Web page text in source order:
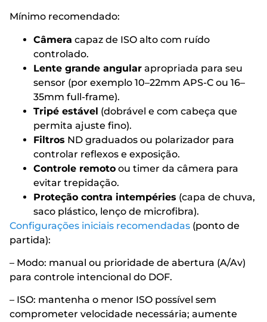
Mínimo recomendado:
Câmera capaz de ISO alto com ruído
controlado.
Lente grande angular apropriada para seu
sensor (por exemplo 10–22mm APS-C ou 16–
35mm full-frame).
Tripé estável (dobrável e com cabeça que
permita ajuste fino).
Filtros ND graduados ou polarizador para
controlar reflexos e exposição.
Controle remoto ou timer da câmera para
evitar trepidação.
Proteção contra intempéries (capa de chuva,
saco plástico, lenço de microfibra).
Configurações iniciais recomendadas (ponto de
partida):
– Modo: manual ou prioridade de abertura (A/Av)
para controle intencional do DOF.
– ISO: mantenha o menor ISO possível sem
comprometer velocidade necessária; aumente